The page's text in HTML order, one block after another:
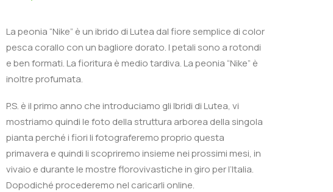
La peonia “Nike” è un ibrido di Lutea dal fiore semplice di color
pesca corallo con un bagliore dorato. I petali sono a rotondi
e ben formati. Lafioritura è medio tardiva. La peonia “Nike” è
inoltre profumata.
P.S. è il primo anno che introduciamo gli Ibridi di Lutea, vi
mostriamo quindi le foto della struttura arborea della singola
pianta perché i fiori li fotograferemo proprio questa
primavera e quindi li scopriremo insieme nei prossimi mesi, in
vivaio e durante le mostre florovivastiche in giro per l’Italia.
Dopodiché procederemo nel caricarli online.